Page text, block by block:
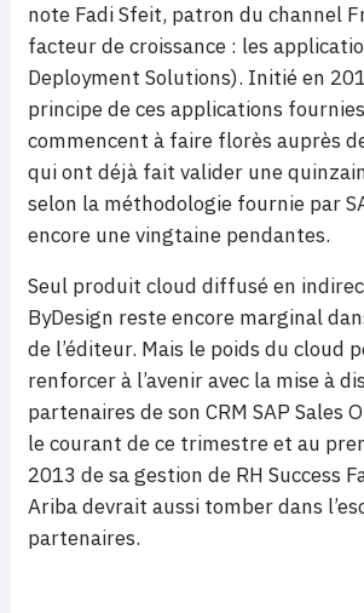
note Fadi Sfeit, patron du channel
facteur de croissance : les
Deployment Solutions). Initié en
principe de ces applications
commencent à faire florès auprès
qui ont déjà fait valider une
selon la méthodologie fournie par
encore une vingtaine pendantes.
Seul produit cloud diffusé en
ByDesign reste encore marginal
de l’éditeur. Mais le poids du cloud
renforcer à l’avenir avec la mise à
partenaires de son CRM SAP Sales
le courant de ce trimestre et au
2013 de sa gestion de RH Success
Ariba devrait aussi tomber dans
partenaires.